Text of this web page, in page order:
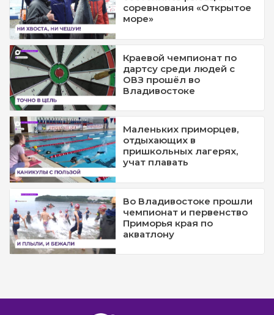
соревнования «Открытое
море»
Краевой чемпионат по
дартсу среди людей с
ОВЗ прошёл во
Владивостоке
Маленьких приморцев,
отдыхающих в
пришкольных лагерях,
учат плавать
Во Владивостоке прошли
чемпионат и первенство
Приморья края по
акватлону